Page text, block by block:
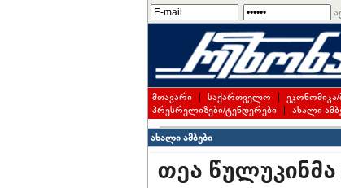
მთავარი | საქართველო | ეკონომიკა/
პრესრელიზები/ტენდერები | ახალი
ახალი ამბები
თეა